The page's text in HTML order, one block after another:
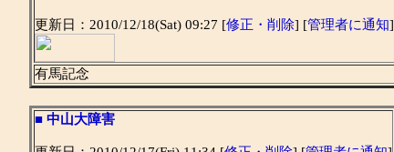
更新日：2010/12/18(Sat) 09:27 [修正・削除] [管理者に通知]
有馬記念
■ 中山大障害